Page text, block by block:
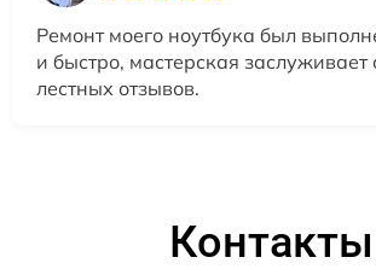
Ремонт моего ноутбука был
и быстро, мастерская заслуживает
лестных отзывов.
Контакты